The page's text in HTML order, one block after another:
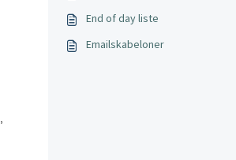
End of day liste
Emailskabeloner